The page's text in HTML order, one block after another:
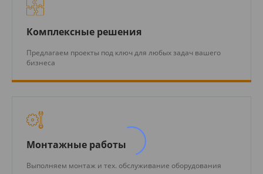
Комплексные решения
Предлагаем проекты под ключ для любых задач вашего
бизнеса
Монтажные работы
Выполняем монтаж и тех. обслуживание оборудования